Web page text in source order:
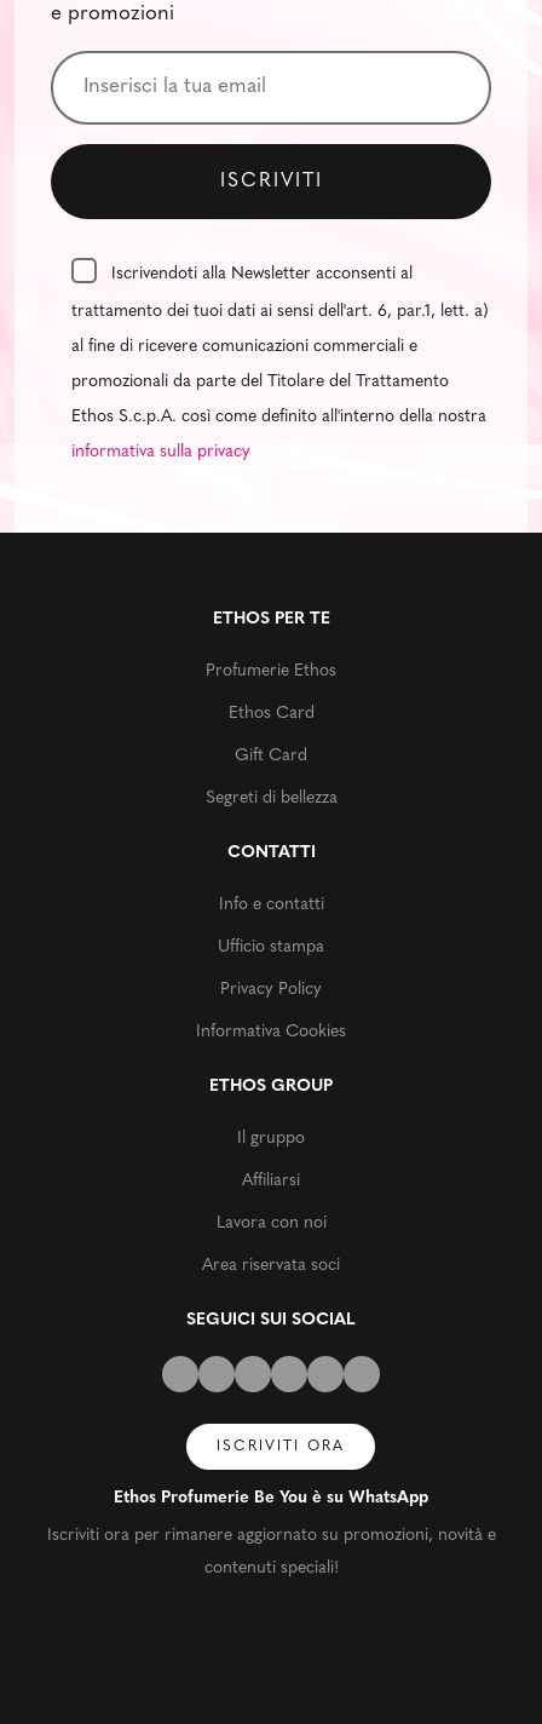
e promozioni
Iscrivendoti alla Newsletter acconsenti al
trattamento dei tuoi dati ai sensi dell'art. 6, par.1, lett. a)
al fine di ricevere comunicazioni commerciali e
promozionali da parte del Titolare del Trattamento
Ethos S.c.p.A. così come definito all'interno della nostra
informativa sulla privacy
ETHOS PER TE
Profumerie Ethos
Ethos Card
Gift Card
Segreti di bellezza
CONTATTI
Info e contatti
Ufficio stampa
Privacy Policy
Informativa Cookies
ETHOS GROUP
Il gruppo
Affiliarsi
Lavora con noi
Area riservata soci
SEGUICI SUI SOCIAL
ISCRIVITI ORA
Ethos Profumerie Be You è su WhatsApp
Iscriviti ora per rimanere aggiornato su promozioni, novità e
contenuti speciali!